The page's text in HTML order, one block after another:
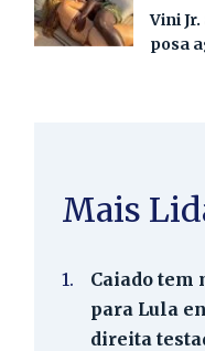
Vini
posa
Mais
1.
Caiado tem
para Lula
direita